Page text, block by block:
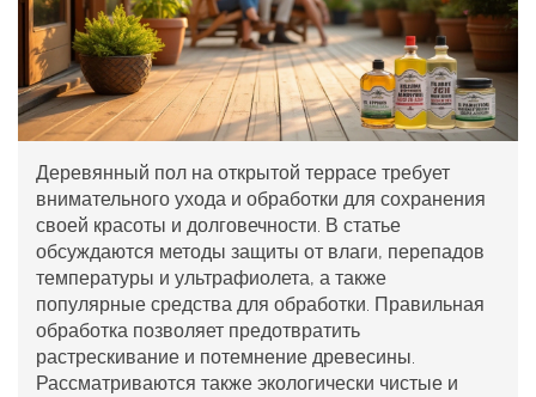
Деревянный пол на открытой террасе требует
внимательного ухода и обработки для сохранения
своей красоты и долговечности. В статье
обсуждаются методы защиты от влаги, перепадов
температуры и ультрафиолета, а также
популярные средства для обработки. Правильная
обработка позволяет предотвратить
растрескивание и потемнение древесины.
Рассматриваются также экологически чистые и